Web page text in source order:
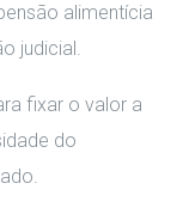
alimentícia
judicial.
fixar o valor a
do